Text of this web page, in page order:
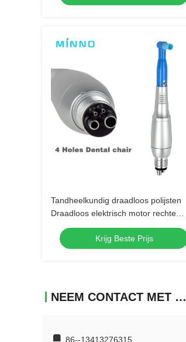
Tandheelkundig draadloos polijsten
Draadloos elektrisch motor rechte
prophy handstuk 3000rpm
Wegwerpkoppolijstinstrument
Krijg Beste Prijs
NEEM CONTACT MET ONS OP
86--13413276315